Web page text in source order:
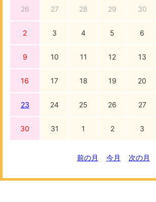
26 27 28 29 30
2 3 4 5 6
9 10 11 12 13
16 17 18 19 20
23 24 25 26 27
30 31 1 2 3
前の月 今月 次の月